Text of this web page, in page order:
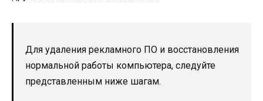
Для удаления рекламного ПО и восстановления
нормальной работы компьютера, следуйте
представленным ниже шагам.